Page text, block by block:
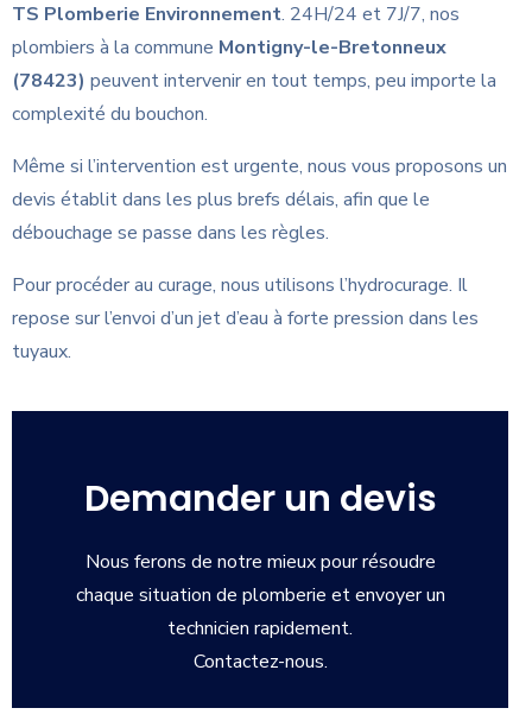
TS Plomberie Environnement. 24H/24 et 7J/7, nos
plombiers à la commune Montigny-le-Bretonneux
(78423) peuvent intervenir en tout temps, peu importe la
complexité du bouchon.
Même si l’intervention est urgente, nous vous proposons un
devis établit dans les plus brefs délais, afin que le
débouchage se passe dans les règles.
Pour procéder au curage, nous utilisons l’hydrocurage. Il
repose sur l’envoi d’un jet d’eau à forte pression dans les
tuyaux.
Demander un devis
Nous ferons de notre mieux pour résoudre
chaque situation de plomberie et envoyer un
technicien rapidement.
Contactez-nous.